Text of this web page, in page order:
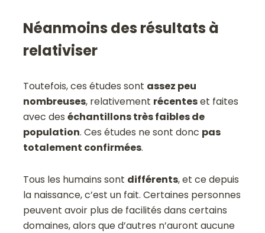
Néanmoins des résultats à
relativiser
Toutefois, ces études sont assez peu
nombreuses, relativement récenteset faites
avec deséchantillons très faibles de
population. Ces études ne sont donc pas
totalement confirmées.
Tous les humains sont différents, et ce depuis
la naissance, c’est un fait. Certaines personnes
peuvent avoir plus de facilités dans certains
domaines, alors que d’autres n’auront aucune